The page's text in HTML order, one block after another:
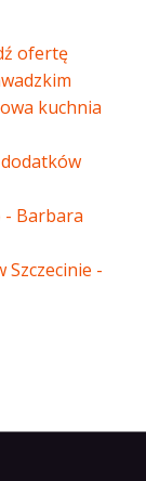
ofertę
kuchnia
- Barbara
Szczecinie -